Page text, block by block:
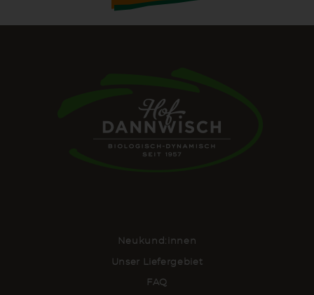
Neukund:innen
Unser Liefergebiet
FAQ